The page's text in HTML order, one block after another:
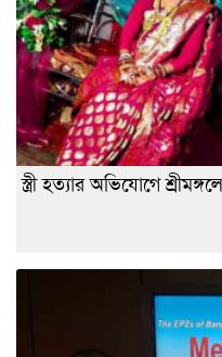
স্ত্রী হত্যার অভিযোগে